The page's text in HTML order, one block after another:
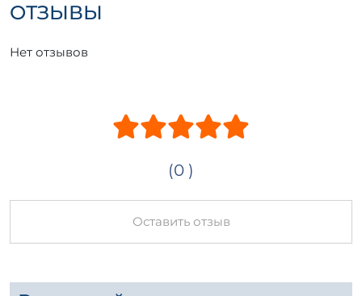
ОТЗЫВЫ
Нет отзывов
(0 )
Оставить отзыв